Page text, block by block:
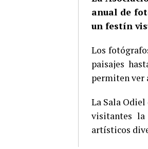
anual de
un festín
Los
paisajes
permiten ver
La Sala
visitantes la
artísticos